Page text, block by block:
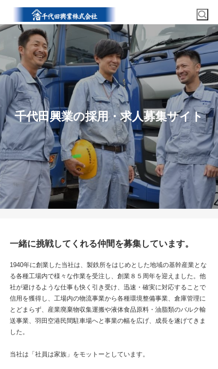
千代田興業の採用・求人募集サイト
一緒に挑戦してくれる仲間を募集しています。
1940年に創業した当社は、製鉄所をはじめとした地域の基幹産業とな
る各種工場内で様々な作業を受注し、創業８５周年を迎えました。他
社が避けるような仕事も快く引き受け、迅速・確実に対応することで
信用を獲得し、工場内の物流事業から各種環境整備事業、倉庫管理に
とどまらず、産業廃棄物収集運搬や液体食品原料・油脂類のバルク輸
送事業、羽田空港民間駐車場へと事業の幅を広げ、成長を遂げてきま
した。
当社は「社員は家族」をモットーとしています。